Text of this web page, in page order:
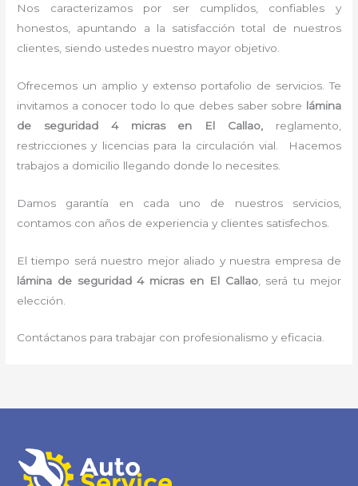
Nos caracterizamos por ser cumplidos, confiables y
honestos, apuntando a la satisfacción total de nuestros
clientes, siendo ustedes nuestro mayor objetivo.
Ofrecemos un amplio y extenso portafolio de servicios. Te
invitamos a conocer todo lo que debes saber sobre lámina
de seguridad 4 micras
en El Callao, reglamento,
restricciones y licencias para la circulación vial. Hacemos
trabajos a domicilio llegando donde lo necesites.
Damos garantía en cada uno de nuestros servicios,
contamos con años de experiencia y clientes satisfechos.
El tiempo será nuestro mejor aliado y nuestra empresa de
lámina de seguridad 4 micras en El Callao, será tu mejor
elección.
Contáctanos para trabajar con profesionalismo y eficacia.